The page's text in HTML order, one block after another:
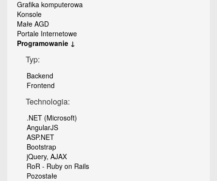
Grafika komputerowa
Konsole
Małe AGD
Portale Internetowe
Programowanie ↓
Typ:
Backend
Frontend
Technologia:
.NET (Microsoft)
AngularJS
ASP.NET
Bootstrap
jQuery, AJAX
RoR - Ruby on Rails
Pozostałe